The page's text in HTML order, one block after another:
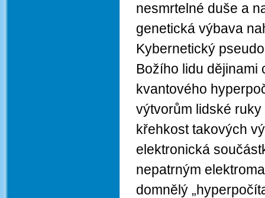
nesmrtelné duše a
genetická výbava
Kybernetický
Božího lidu dějinami
kvantového
výtvorům lidské
křehkost takových
elektronická
nepatrným
domnělý